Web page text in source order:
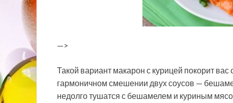
—>
Такой вариант макарон с курицей покорит
гармоничном смешении двух соусов —
недолго тушатся с бешамелем и куриным